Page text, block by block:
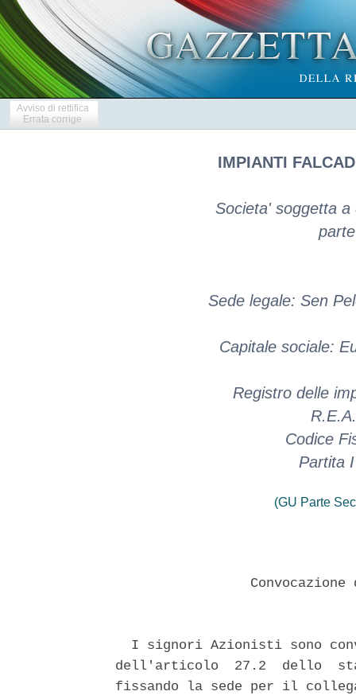
Avviso di rettifica
Errata corrige
IMPIANTI
Societa' soggetta
Sede legale: Sen
Capitale sociale:
Registro delle
Codice
Partita
(GU Parte
I signori Azionisti sono
dell'articolo  27.2  dello
fissando la sede per il